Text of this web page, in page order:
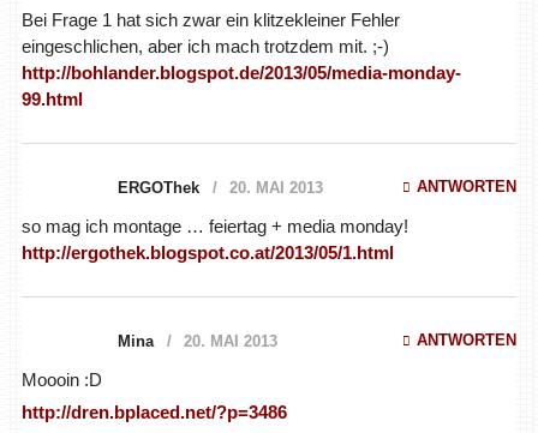
Bei Frage 1 hat sich zwar ein klitzekleiner Fehler
eingeschlichen, aber ich mach trotzdem mit. ;-)
http://bohlander.blogspot.de/2013/05/media-monday-
99.html
ERGOThek 20. MAI 2013 ANTWORTEN
so mag ich montage … feiertag + media monday!
http://ergothek.blogspot.co.at/2013/05/1.html
Mina 20. MAI 2013 ANTWORTEN
Moooin :D
http://dren.bplaced.net/?p=3486